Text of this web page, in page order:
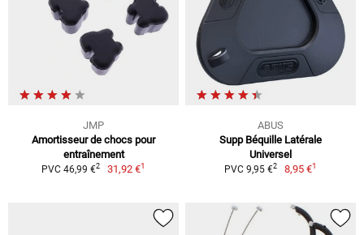
JMP
Amortisseur de chocs pour
entraînement
PVC 46,99 €2 31,92 €1
ABUS
Supp Béquille Latérale
Universel
PVC 9,95 €2 8,95 €1